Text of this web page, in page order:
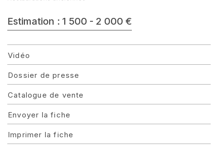
Estimation : 1 500 - 2 000 €
Vidéo
Dossier de presse
Catalogue de vente
Envoyer la fiche
Imprimer la fiche